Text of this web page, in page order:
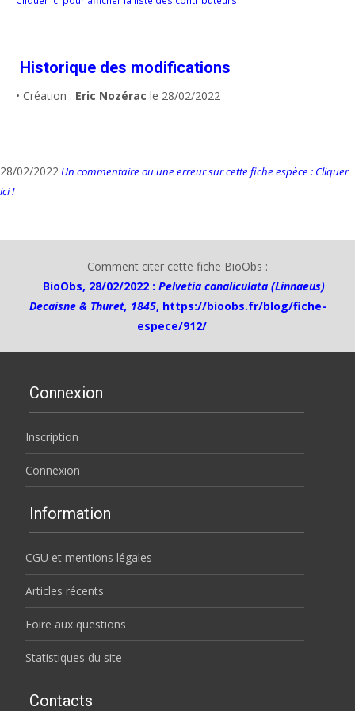
Historique des modifications
• Création : Eric Nozérac le 28/02/2022
28/02/2022 Un commentaire ou une erreur sur cette fiche espèce : Cliquer
ici !
Comment citer cette fiche BioObs :
BioObs, 28/02/2022 : Pelvetia canaliculata (Linnaeus)
Decaisne & Thuret, 1845, https://bioobs.fr/blog/fiche-
espece/912/
Connexion
Inscription
Connexion
Information
CGU et mentions légales
Articles récents
Foire aux questions
Statistiques du site
Contacts